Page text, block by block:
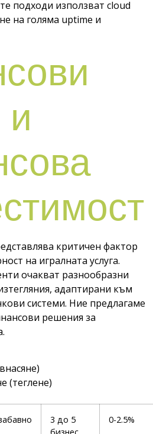
подходи използват cloud
на голяма uptime и
критичен фактор
на игралната услуга.
очакват разнообразни
адаптирани към
системи. Ние предлагаме
решения за
(теглене)
3 до 5
0-2.5%